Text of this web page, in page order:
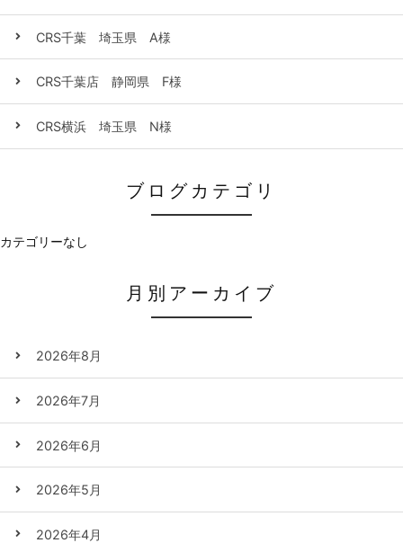
CRS千葉 埼玉県 A様
CRS千葉店 静岡県 F様
CRS横浜 埼玉県 N様
ブログカテゴリ
カテゴリーなし
月別アーカイブ
2026年8月
2026年7月
2026年6月
2026年5月
2026年4月